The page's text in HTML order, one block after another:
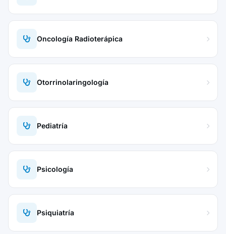
Oncología Radioterápica
Otorrinolaringología
Pediatría
Psicología
Psiquiatría